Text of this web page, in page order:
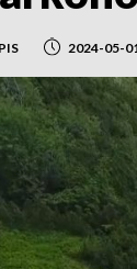
2024-05-01